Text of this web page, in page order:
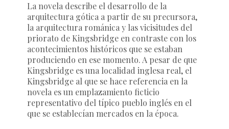
La novela describe el desarrollo de la
arquitectura gótica a partir de su precursora,
la arquitectura románica y las vicisitudes del
priorato de Kingsbridge en contraste con los
acontecimientos históricos que se estaban
produciendo en ese momento. A pesar de que
Kingsbridge es una localidad inglesa real, el
Kingsbridge al que se hace referencia en la
novela es un emplazamiento ficticio
representativo del típico pueblo inglés en el
que se establecían mercados en la época.